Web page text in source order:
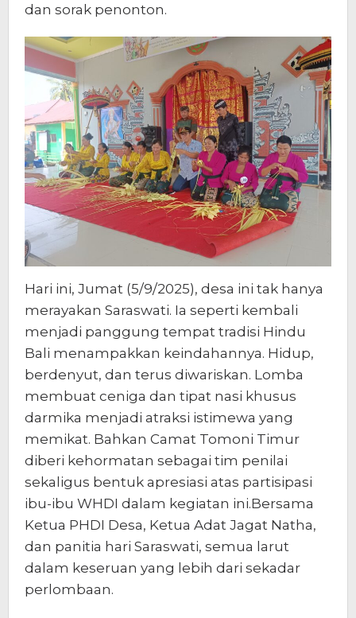
dan sorak penonton.
Hari ini, Jumat (5/9/2025), desa ini tak hanya
merayakan Saraswati. Ia seperti kembali
menjadi panggung tempat tradisi Hindu
Bali menampakkan keindahannya. Hidup,
berdenyut, dan terus diwariskan. Lomba
membuat ceniga dan tipat nasi khusus
darmika menjadi atraksi istimewa yang
memikat. Bahkan Camat Tomoni Timur
diberi kehormatan sebagai tim penilai
sekaligus bentuk apresiasi atas partisipasi
ibu-ibu WHDI dalam kegiatan ini.Bersama
Ketua PHDI Desa, Ketua Adat Jagat Natha,
dan panitia hari Saraswati, semua larut
dalam keseruan yang lebih dari sekadar
perlombaan.